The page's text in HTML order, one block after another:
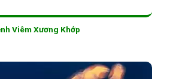
Viêm Xương Khớp